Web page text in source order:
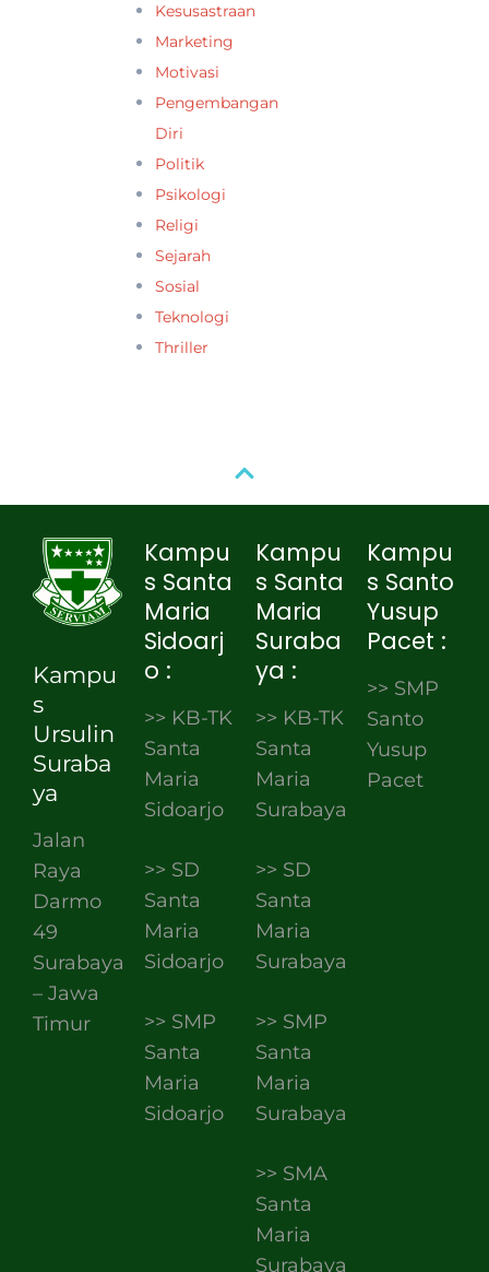
Kesusastraan
Marketing
Motivasi
Pengembangan
Diri
Politik
Psikologi
Religi
Sejarah
Sosial
Teknologi
Thriller
Kampu
s
Ursulin
Suraba
ya
Jalan
Raya
Darmo
49
Surabaya
– Jawa
Timur
Kampu
s Santa
Maria
Sidoarj
o :
>> KB-TK
Santa
Maria
Sidoarjo
>> SD
Santa
Maria
Sidoarjo
>> SMP
Santa
Maria
Sidoarjo
Kampu
s Santa
Maria
Suraba
ya :
>> KB-TK
Santa
Maria
Surabaya
>> SD
Santa
Maria
Surabaya
>> SMP
Santa
Maria
Surabaya
>> SMA
Santa
Maria
Surabaya
Kampu
s Santo
Yusup
Pacet :
>> SMP
Santo
Yusup
Pacet